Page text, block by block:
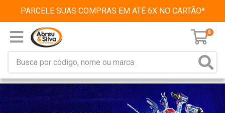
PARCELE SUAS COMPRAS EM ATÉ 6X NO CARTÃO*
0